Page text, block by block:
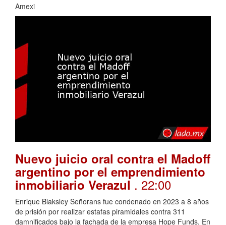
Amexi
Nuevo juicio oral contra el Madoff
argentino por el emprendimiento
inmobiliario Verazul . 22:00
Enrique Blaksley Señorans fue condenado en 2023 a 8 años
de prisión por realizar estafas piramidales contra 311
damnificados bajo la fachada de la empresa Hope Funds. En